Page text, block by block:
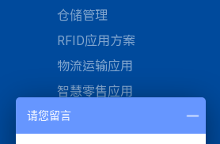
仓储管理
RFID应用方案
物流运输应用
智慧零售应用
智慧医疗与UDI医材管理
请您留言